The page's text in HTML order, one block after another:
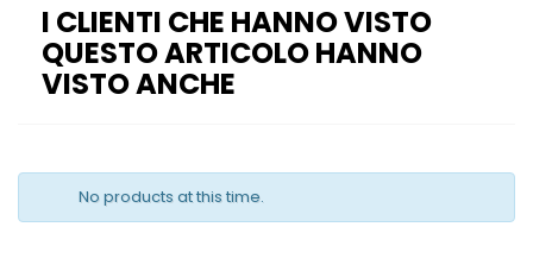
I CLIENTI CHE HANNO VISTO
QUESTO ARTICOLO HANNO
VISTO ANCHE
No products at this time.